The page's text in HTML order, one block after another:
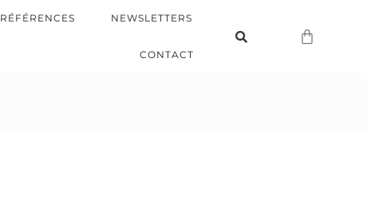
RÉFÉRENCES NEWSLETTERS
CONTACT